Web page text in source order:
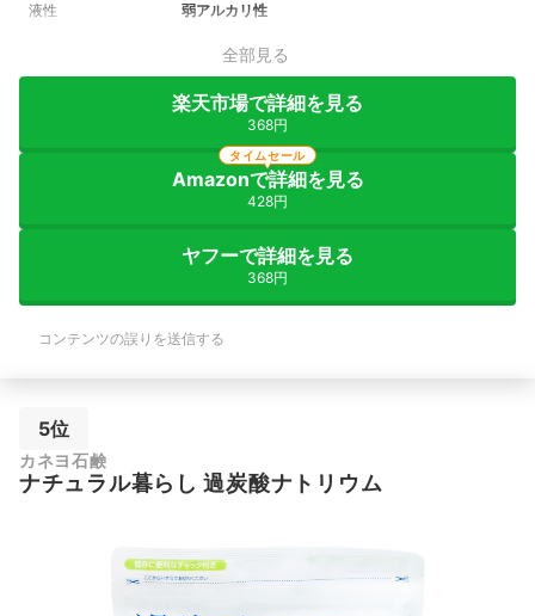
液性 弱アルカリ性
全部見る
楽天市場で詳細を見る
368円
Amazonで詳細を見る
428円
タイムセール
ヤフーで詳細を見る
368円
コンテンツの誤りを送信する
5位
カネヨ石鹸
ナチュラル暮らし 過炭酸ナトリウム